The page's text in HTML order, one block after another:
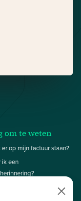
om te weten
er op mijn factuur staan?
ik een